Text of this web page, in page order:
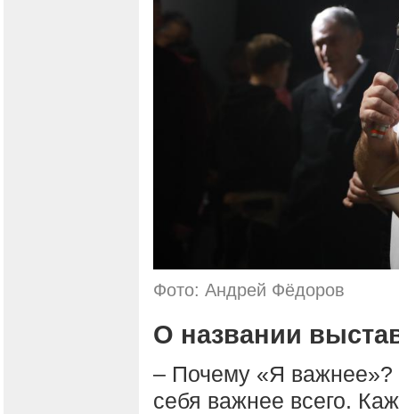
Фото: Андрей Фёдоров
О названии
– Почему «Я
себя важнее всего.